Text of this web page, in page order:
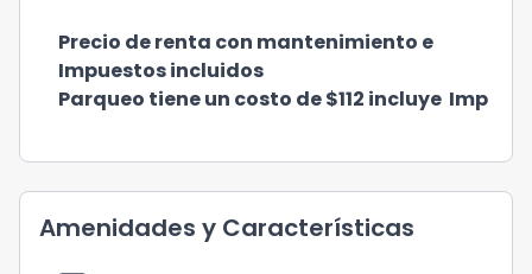
Precio de renta con mantenimiento e
Impuestos incluidos
Parqueo tiene un costo de $112 incluye Imp
Amenidades y Características